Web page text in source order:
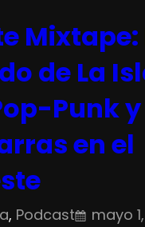
Mixtape:
de La
Punk y
en el
, Podcast
mayo